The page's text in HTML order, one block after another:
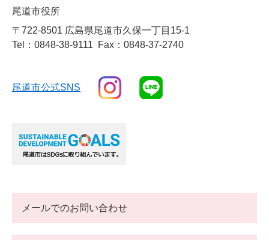
尾道市役所
〒722-8501 広島県尾道市久保一丁目15-1
Tel：0848-38-9111
Fax：0848-37-2740
尾道市公式SNS
メールでのお問い合わせ